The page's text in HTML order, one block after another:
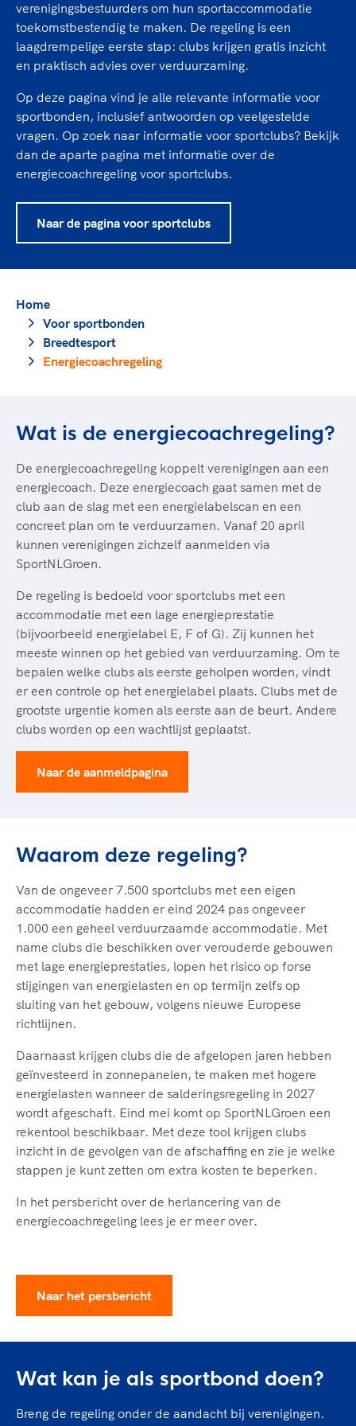
Sportonderzoek
Sportakkoord II
Game Changer
TeamNL kids
Olympische geschiedenis
Sport gaat niet vanzelf
Sport verenigt. Op sportclubs, pleintjes, tijdens
Groot en het Nederlands Elftal. Of met trots te
de halve marathon van je moeder of de
hockeywedstrijd van je buurjongen.
Lees verder
Veilige en integere sport
Diversiteit en inclusie
Gezonde sportomgeving
Bekwaam sportkader
Vitale clubs en bestuurlijk kader
Sportmatch
Clubacties
Handboek Wet- en Regelgeving
High5 Stappenplan
Ruimte voor sport
Clubondersteuning
Samen voor een veilige
Voor welk gedrag staat de club? Wat mag wel
langs de lijn, in de kleedkamer, kantine en online?
En wat mag vooral niet? Een gedragscode geeft
hier richting aan en is dus een belangrijk
onderdeel van het clubbeleid rondom gewenst en
ongewenst gedrag.
Lees verder
TeamNL Academie Kalender
Kennisaanbod TeamNL Experts
Olympische Spelen LA28
Paralympische Spelen LA28
Topsportbeleid
Topsportfinanciering
Top teamsportcompetities
De TeamNL Academie
ontwikkelprogramma voor de volgende functies
binnen TeamNL programma's: experts, coaches,
bestuurders, (technisch) directeuren, managers en
toekomstig kader.
verenigingsbestuurders om hun sportaccommodatie
toekomstbestendig te maken. De regeling is een
laagdrempelige eerste stap: clubs krijgen gratis inzicht
en praktisch advies over verduurzaming.
Op deze pagina vind je alle relevante informatie voor
sportbonden, inclusief antwoorden op veelgestelde
vragen. Op zoek naar informatie voor sportclubs? Bekijk
dan de aparte pagina met informatie over de
energiecoachregeling voor sportclubs.
Naar de pagina voor sportclubs
Home
Voor sportbonden
Breedtesport
Energiecoachregeling
Wat is de energiecoachregeling?
De energiecoachregeling koppelt verenigingen aan een
energiecoach. Deze energiecoach gaat samen met de
club aan de slag met een energielabelscan en een
concreet plan om te verduurzamen. Vanaf 20 april
kunnen verenigingen zichzelf aanmelden via
SportNLGroen.
De regeling is bedoeld voor sportclubs met een
accommodatie met een lage energieprestatie
(bijvoorbeeld energielabel E, F of G). Zij kunnen het
meeste winnen op het gebied van verduurzaming. Om te
bepalen welke clubs als eerste geholpen worden, vindt
er een controle op het energielabel plaats. Clubs met de
grootste urgentie komen als eerste aan de beurt. Andere
clubs worden op een wachtlijst geplaatst.
Naar de aanmeldpagina
Waarom deze regeling?
Van de ongeveer 7.500 sportclubs met een eigen
accommodatie hadden er eind 2024 pas ongeveer
1.000 een geheel verduurzaamde accommodatie. Met
name clubs die beschikken over verouderde gebouwen
met lage energieprestaties, lopen het risico op forse
stijgingen van energielasten en op termijn zelfs op
sluiting van het gebouw, volgens nieuwe Europese
richtlijnen.
Daarnaast krijgen clubs die de afgelopen jaren hebben
geïnvesteerd in zonnepanelen, te maken met hogere
energielasten wanneer de salderingsregeling in 2027
wordt afgeschaft. Eind mei komt op SportNLGroen een
rekentool beschikbaar. Met deze tool krijgen clubs
inzicht in de gevolgen van de afschaffing en zie je welke
stappen je kunt zetten om extra kosten te beperken.
In het persbericht over de herlancering van de
energiecoachregeling lees je er meer over.
Naar het persbericht
Wat kan je als sportbond doen?
Breng de regeling onder de aandacht bij verenigingen.